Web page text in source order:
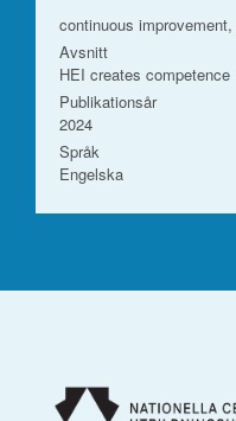
continuous
Avsnitt
HEI creates competence
Publikationsår
2024
Språk
Engelska